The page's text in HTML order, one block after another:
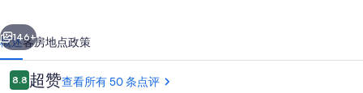
塔
莫
德
个 下一个
146+
概述客房地点政策
点
8.88.8/10
超赞查看所有 50 条点评